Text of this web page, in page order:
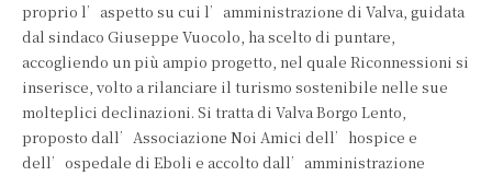
proprio l’aspetto su cui l’amministrazione di Valva, guidata
dal sindaco Giuseppe Vuocolo, ha scelto di puntare,
accogliendo un più ampio progetto, nel quale Riconnessioni si
inserisce, volto a rilanciare il turismo sostenibile nelle sue
molteplici declinazioni. Si tratta di Valva Borgo Lento,
proposto dall’Associazione Noi Amici dell’hospice e
dell’ospedale di Eboli e accolto dall’amministrazione